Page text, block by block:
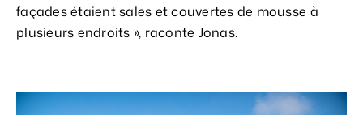
façades étaient sales et couvertes de mousse à
plusieurs endroits », raconte Jonas.